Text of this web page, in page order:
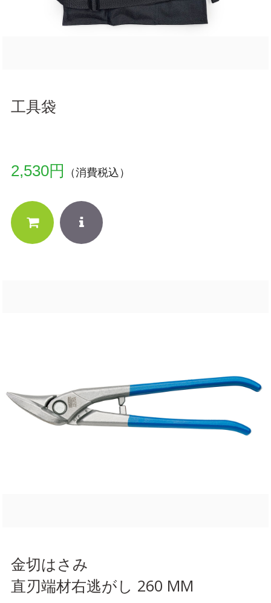
工具袋
2,530円 （消費税込）
金切はさみ
直刃端材右逃がし 260 MM